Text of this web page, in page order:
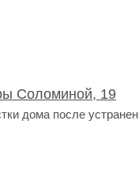
Соломиной, 19
дома после